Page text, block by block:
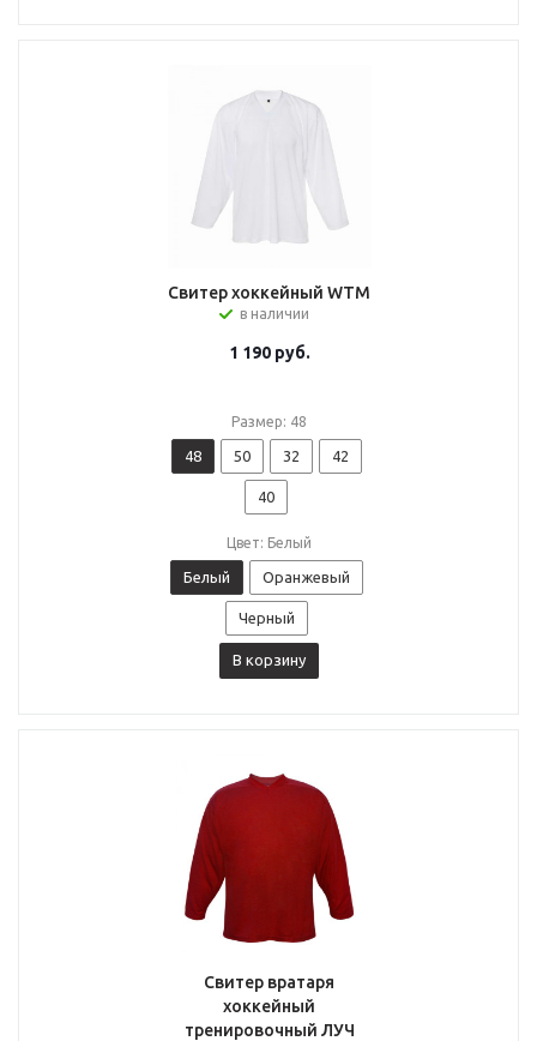
Свитер хоккейный WTM
в наличии
1 190руб.
Размер: 48
48 50 32 42
40
Цвет: Белый
Белый Оранжевый
Черный
В корзину
Свитер вратаря
хоккейный
тренировочный ЛУЧ